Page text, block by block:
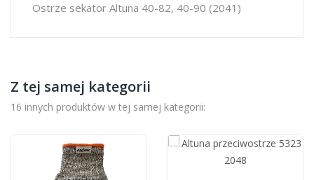
Ostrze sekator Altuna 40-82, 40-90 (2041)
Z tej samej kategorii
16 innych produktów w tej samej kategorii: